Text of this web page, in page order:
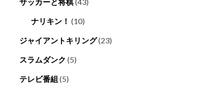
サッカーと将棋(43)
ナリキン！ (10)
ジャイアントキリング(23)
スラムダンク (5)
テレビ番組 (5)